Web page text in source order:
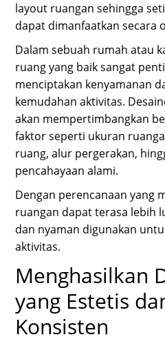
layout ruangan sehingga
dapat dimanfaatkan secara
Dalam sebuah rumah atau
ruang yang baik sangat
menciptakan kenyamanan
kemudahan aktivitas.
akan mempertimbangkan
faktor seperti ukuran
ruang, alur pergerakan,
pencahayaan alami.
Dengan perencanaan yang
ruangan dapat terasa lebih
dan nyaman digunakan
aktivitas.
Menghasilkan
yang Estetis
Konsisten